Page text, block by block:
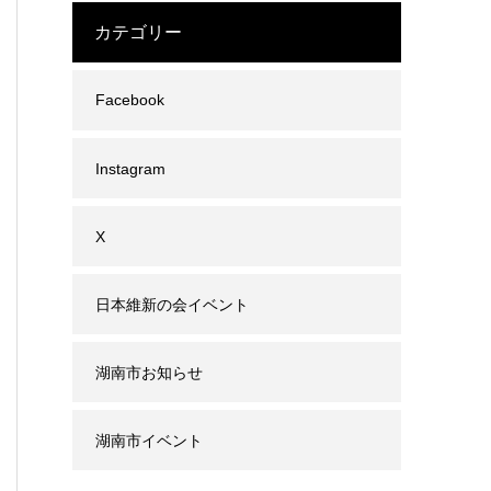
カテゴリー
Facebook
Instagram
X
日本維新の会イベント
湖南市お知らせ
湖南市イベント